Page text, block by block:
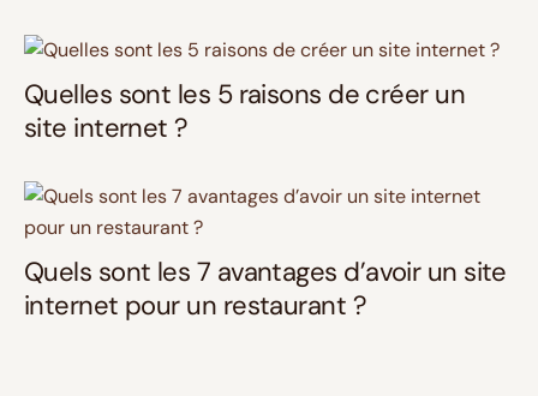
Quelles sont les 5 raisons de créer un
site internet ?
Quels sont les 7 avantages d’avoir un site
internet pour un restaurant ?